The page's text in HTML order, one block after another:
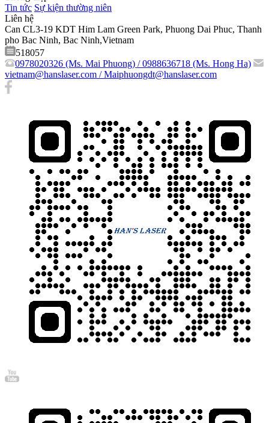
Tin tức Sự kiện thường niên
Liên hệ
Can CL3-19 KDT Him Lam Green Park, Phuong Dai Phuc, Thanh
pho Bac Ninh, Bac Ninh,Vietnam
518057
0978020326 (Ms. Mai Phuong) / 0988636718 (Ms. Hong Ha)
vietnam@hanslaser.com / Maiphuongdt@hanslaser.com